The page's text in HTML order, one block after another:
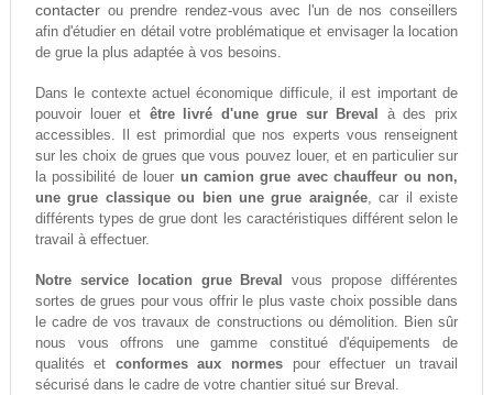
contacterou prendre rendez-vous avec l'un de nos conseillers
afin d'étudier en détail votre problématique et envisager la location
de grue la plus adaptée à vos besoins.
Dans le contexte actuel économique difficule, il est important de
pouvoir louer et être livré d'une grue sur Breval
à des prix
accessibles. Il est primordial que nos experts vous renseignent
sur les choix de grues que vous pouvez louer, et en particulier sur
la possibilité de louer un camion grue avec chauffeur ou non,
une grue classique ou bien une grue araignée, car il existe
différents types de grue dont les caractéristiques différent selon le
travail à effectuer.
Notre service location grue Breval
vous propose différentes
sortes de grues pour vous offrir le plus vaste choix possible dans
le cadre de vos travaux de constructions ou démolition. Bien sûr
nous vous offrons une gamme constitué d'équipements de
qualités et conformes aux normes pour effectuer un travail
sécurisé dans le cadre de votre chantier situé sur Breval.